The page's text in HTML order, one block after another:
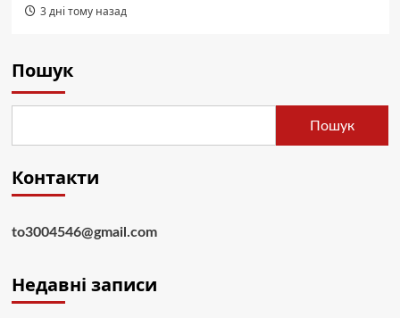
3 дні тому назад
Пошук
Пошук
Контакти
to3004546@gmail.com
Недавні записи